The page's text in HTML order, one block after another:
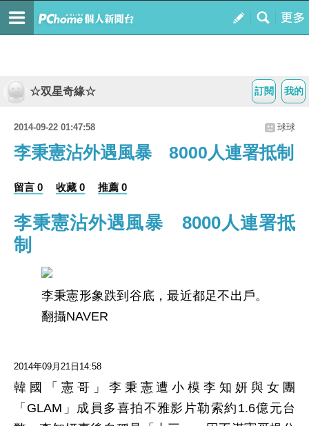
我的
訂閱
☆双星奇緣☆
2014-09-22 01:47:58 球球
李秉憲沾外遇風暴 8000人連署抵制
留言 0 收藏 0 推薦 0
李秉憲沾外遇風暴 8000人連署抵
制
李秉憲形象跌到谷底，最近都足不出戶。
翻攝NAVER
2014年09月21日14:58
韓國「憲哥」李秉憲遭小模李知妍與女團
「GLAM」成員多喜拍不雅影片勒索約1.6億元台